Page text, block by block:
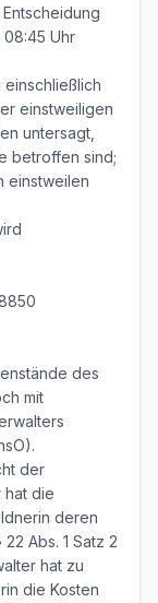
08:45 Uhr
einschließlich
einstweiligen
untersagt,
betroffen sind;
einstweilen
des
mit
der
hat die
deren
Abs. 1 Satz 2
hat zu
die Kosten